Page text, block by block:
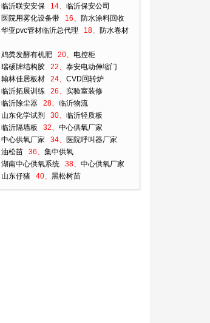
临沂联安安保 14、 临沂保安公司
医院用雾化设备带 16、 防水涂料回收
华亚pvc管材临沂总代理 18、 防水卷材
鸡粪发酵有机肥 20、 电控柜
瑞硕牌结构胶 22、 泰安电动伸缩门
翰林佳居板材 24、 CVD回转炉
临沂拓展训练 26、 实验室装修
临沂除尘器 28、 临沂物流
山东化学试剂 30、 临沂轻质板
临沂隔墙板 32、 中心供氧厂家
中心供氧厂家 34、
医院呼叫器厂家
油松苗 36、 集中供氧
湖南中心供氧系统 38、 中心供氧厂家
山东仔猪 40、 黑松树苗